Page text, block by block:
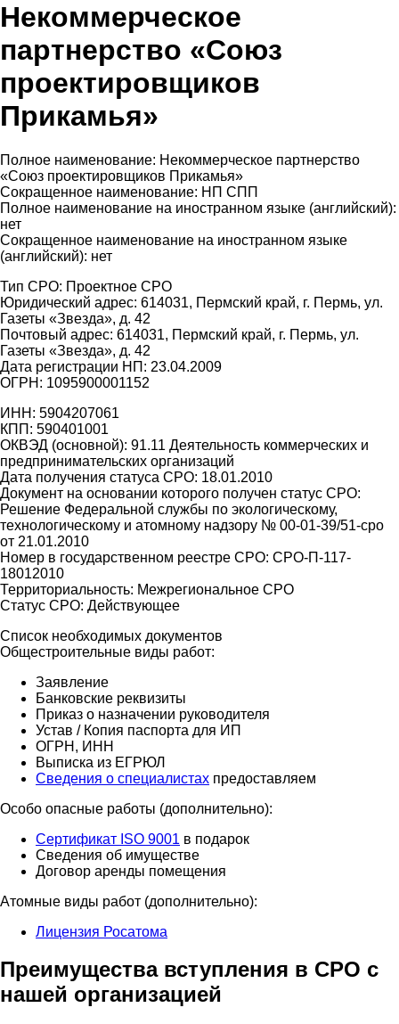
Некоммерческое
партнерство «Союз
проектировщиков
Прикамья»
Полное наименование: Некоммерческое партнерство
«Союз проектировщиков Прикамья»
Сокращенное наименование: НП СПП
Полное наименование на иностранном языке (английский):
нет
Сокращенное наименование на иностранном языке
(английский): нет
Тип СРО: Проектное СРО
Юридический адрес: 614031, Пермский край, г. Пермь, ул.
Газеты «Звезда», д. 42
Почтовый адрес: 614031, Пермский край, г. Пермь, ул.
Газеты «Звезда», д. 42
Дата регистрации НП: 23.04.2009
ОГРН: 1095900001152
ИНН: 5904207061
КПП: 590401001
ОКВЭД (основной): 91.11 Деятельность коммерческих и
предпринимательских организаций
Дата получения статуса СРО: 18.01.2010
Документ на основании которого получен статус СРО:
Решение Федеральной службы по экологическому,
технологическому и атомному надзору № 00-01-39/51-сро
от 21.01.2010
Номер в государственном реестре СРО: СРО-П-117-
18012010
Территориальность: Межрегиональное СРО
Статус СРО: Действующее
Список необходимых документов
Общестроительные виды работ:
Заявление
Банковские реквизиты
Приказ о назначении руководителя
Устав / Копия паспорта для ИП
ОГРН, ИНН
Выписка из ЕГРЮЛ
Сведения о специалистах предоставляем
Особо опасные работы (дополнительно):
Сертификат ISO 9001 в подарок
Сведения об имуществе
Договор аренды помещения
Атомные виды работ (дополнительно):
Лицензия Росатома
Преимущества вступления в СРО с
нашей организацией